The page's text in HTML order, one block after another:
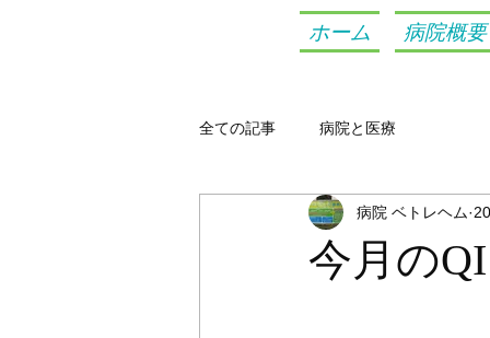
ホーム 病院概要
全ての記事 病院と医療
今月のQI
病院 ベトレヘム